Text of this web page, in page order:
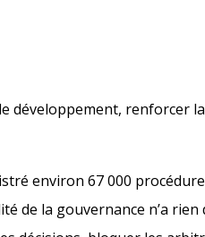
développement, renforcer
environ 67 000
de la gouvernance n’a rien